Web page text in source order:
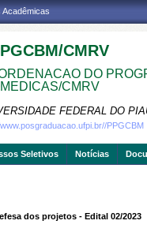
Acadêmicas
CMRV
DO
CMRV
FEDERAL DO
PPGCBM
Seletivos Notícias
dos projetos - Edital 02/2023